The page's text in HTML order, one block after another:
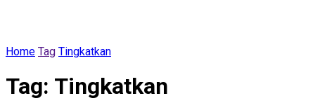
Home Tag Tingkatkan
Tag: Tingkatkan